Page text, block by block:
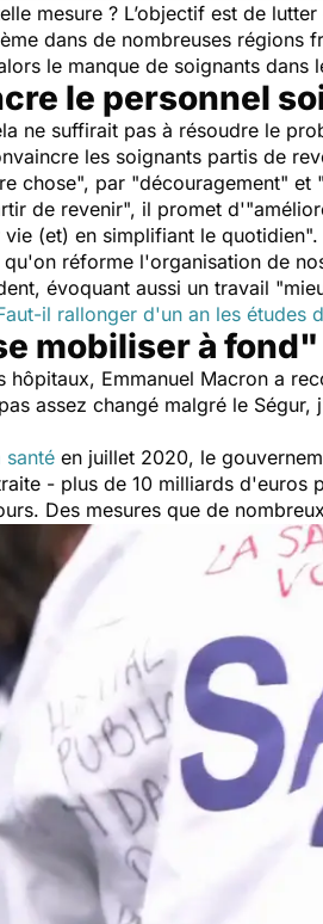
mesure ? L’objectif est de
dans de nombreuses régions
le manque de soignants dans
le personnel
ne suffirait pas à résoudre le
les soignants partis de
chose", par "découragement" et "
de revenir", il promet d'"
(et) en simplifiant le quotidien".
qu'on réforme l'organisation de
évoquant aussi un travail "
il rallonger d'un an les études
mobiliser à fond"
hôpitaux, Emmanuel Macron a
assez changé malgré le
santé en juillet 2020, le
- plus de 10 milliards
Des mesures que de